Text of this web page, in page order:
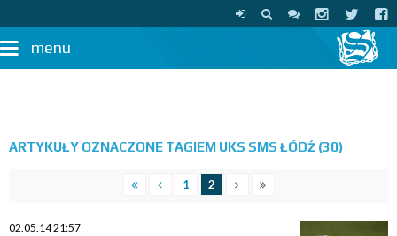
menu
ARTYKUŁY OZNACZONE TAGIEM UKS SMS ŁÓDŹ (30)
1 2
02.05.14 21:57